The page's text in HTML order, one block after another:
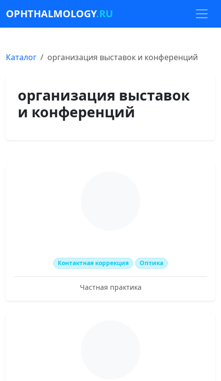
OPHTHALMOLOGY.RU
Каталог организация выставок и конференций
организация выставок
и конференций
Контактная коррекция Оптика
Частная практика